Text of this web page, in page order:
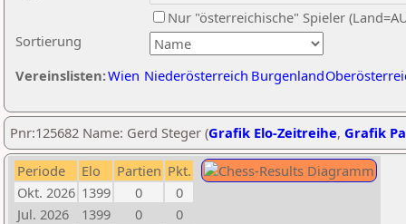
Sortierung
Nur "österreichische" Spieler
Vereinslisten:Wien Niederösterreich Burgenland
Pnr:125682 Name: Gerd Steger (Grafik Elo-Zeitreihe, Grafik
Periode Elo Partien Pkt.
Okt. 2026 1399 0
0
Jul. 2026
1399 0
0